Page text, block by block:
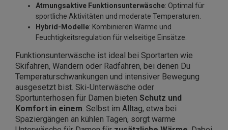
Atmungsaktive Funktionsunterwäsche: Optimal für
sportliche Aktivitäten und moderate Temperaturen.
Hybrid-Modelle: Kombinieren Wärme und
Feuchtigkeitsregulation für vielseitige Einsätze.
Funktionsunterwäsche ist ideal bei Sportarten wie
Skifahren, Wandern oder Radfahren, bei denen Du
Temperaturschwankungen und intensiver Bewegung
ausgesetzt bist. Ski-Unterwäsche oder
Sportunterhosen für Damen bieten Schutz und
Komfort in einem. Selbst im Alltag, etwa bei
Spaziergängen an kühlen Tagen, sorgt warme